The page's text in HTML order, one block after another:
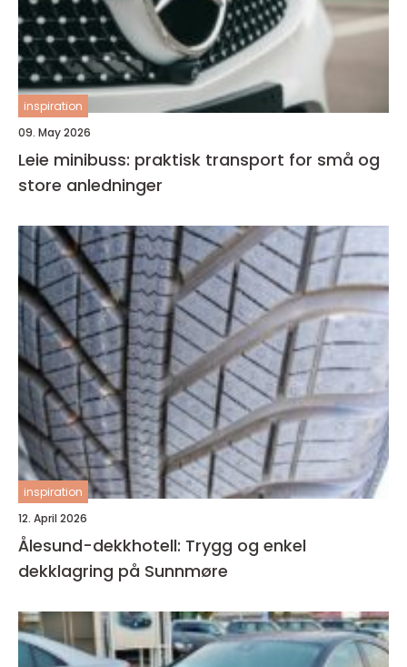
inspiration
09. May 2026
Leie minibuss: praktisk transport for små og
store anledninger
inspiration
12. April 2026
Ålesund-dekkhotell: Trygg og enkel
dekklagring på Sunnmøre